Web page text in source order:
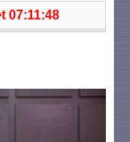
07:11:48